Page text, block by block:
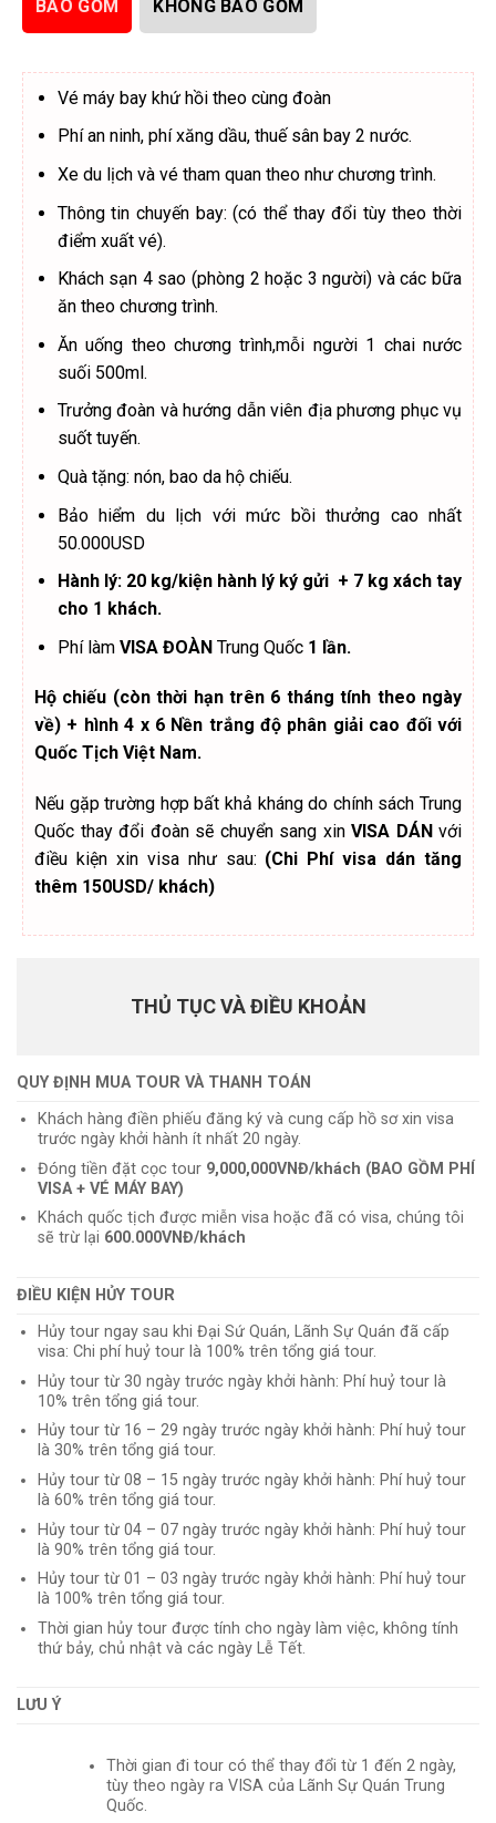
BAO GỒM KHÔNG BAO GỒM
Vé máy bay khứ hồi theo cùng đoàn
Phí an ninh, phí xăng dầu, thuế sân bay 2 nước.
Xe du lịch và vé tham quan theo như chương trình.
Thông tin chuyến bay: (có thể thay đổi tùy theo thời
điểm xuất vé).
Khách sạn 4 sao (phòng 2 hoặc 3 người) và các bữa
ăn theo chương trình.
Ăn uống theo chương trình,mỗi người 1 chai nước
suối 500ml.
Trưởng đoàn và hướng dẫn viên địa phương phục vụ
suốt tuyến.
Quà tặng: nón, bao da hộ chiếu.
Bảo hiểm du lịch với mức bồi thưởng cao nhất
50.000USD
Hành lý: 20 kg/kiện hành lý ký gửi + 7 kg xách tay
cho 1 khách.
Phí làm VISA ĐOÀNTrung Quốc 1 lần.
Hộ chiếu (còn thời hạn trên 6 tháng tính theo ngày
về) + hình 4 x 6 Nền trắng độ phân giải cao đối với
Quốc Tịch Việt Nam.
Nếu gặp trường hợp bất khả kháng do chính sách Trung
Quốc thay đổi đoàn sẽ chuyển sang xin VISA DÁN với
điều kiện xin visa như sau: (Chi Phí visa dán tăng
thêm 150USD/ khách)
THỦ TỤC VÀ ĐIỀU KHOẢN
QUY ĐỊNH MUA TOUR VÀ THANH TOÁN
Khách hàng điền phiếu đăng ký và cung cấp hồ sơ xin visa
trước ngày khởi hành ít nhất 20 ngày.
Đóng tiền đặt cọc tour 9,000,000VNĐ/khách (BAO GỒM PHÍ
VISA + VÉ MÁY BAY)
Khách quốc tịch được miễn visa hoặc đã có visa, chúng tôi
sẽ trừ lại 600.000VNĐ/khách
ĐIỀU KIỆN HỦY TOUR
Hủy tour ngay sau khi Đại Sứ Quán, Lãnh Sự Quán đã cấp
visa: Chi phí huỷ tour là 100% trên tổng giá tour.
Hủy tour từ 30 ngày trước ngày khởi hành: Phí huỷ tour là
10% trên tổng giá tour.
Hủy tour từ 16 – 29 ngày trước ngày khởi hành: Phí huỷ tour
là 30% trên tổng giá tour.
Hủy tour từ 08 – 15 ngày trước ngày khởi hành: Phí huỷ tour
là 60% trên tổng giá tour.
Hủy tour từ 04 – 07 ngày trước ngày khởi hành: Phí huỷ tour
là 90% trên tổng giá tour.
Hủy tour từ 01 – 03 ngày trước ngày khởi hành: Phí huỷ tour
là 100% trên tổng giá tour.
Thời gian hủy tour được tính cho ngày làm việc, không tính
thứ bảy, chủ nhật và các ngày Lễ Tết.
LƯU Ý
Thời gian đi tour có thể thay đổi từ 1 đến 2 ngày,
tùy theo ngày ra VISA của Lãnh Sự Quán Trung
Quốc.